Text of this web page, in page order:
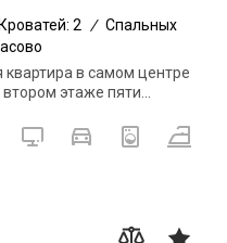
Кроватей: 2 / Спальных
в самом центре
этаже пяти...